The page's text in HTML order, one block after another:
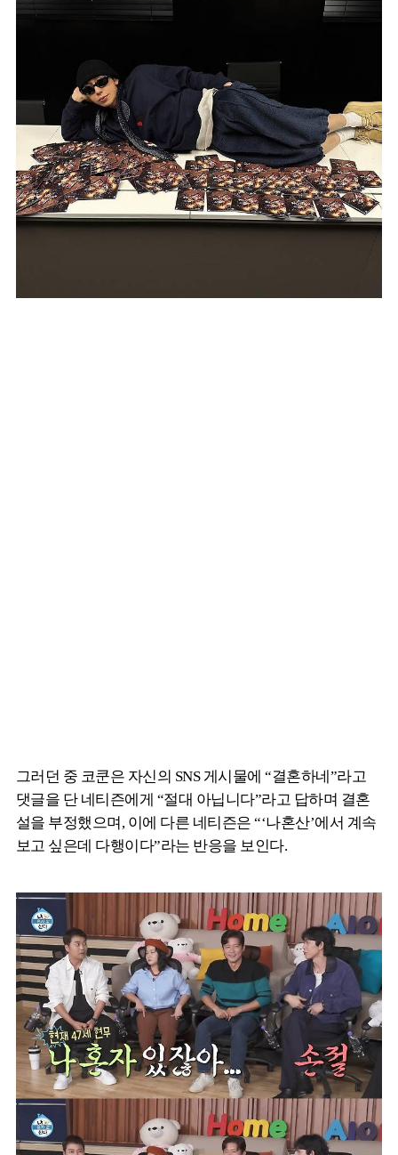
그러던 중 코쿤은 자신의 SNS 게시물에 “결혼하네”라고
댓글을 단 네티즌에게 “절대 아닙니다”라고 답하며 결혼
설을 부정했으며, 이에 다른 네티즌은 “‘나혼산’에서 계속
보고 싶은데 다행이다”라는 반응을 보인다.